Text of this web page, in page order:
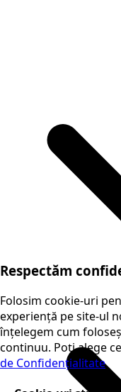
Respectăm
Folosim cookie-uri
experiență pe site-ul
înțelegem cum
continuu. Poți alege
de Confidențialitate